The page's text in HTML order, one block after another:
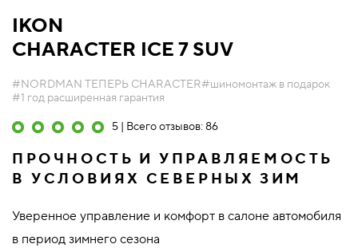
IKON
CHARACTER ICE 7 SUV
#NORDMAN ТЕПЕРЬ CHARACTER#шиномонтаж в подарок
#1 год расширенная гарантия
5 | Всего отзывов: 86
ПРОЧНОСТЬ И УПРАВЛЯЕМОСТЬ
В УСЛОВИЯХ СЕВЕРНЫХ ЗИМ
Уверенное управление и комфорт в салоне автомобиля
в период зимнего сезона